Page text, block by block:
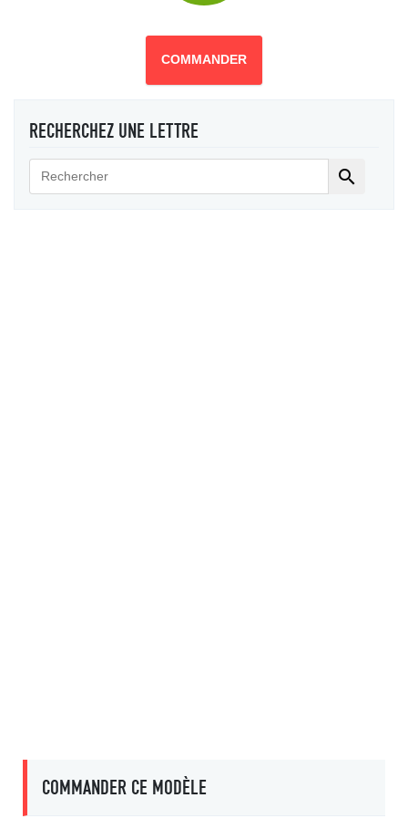
COMMANDER
RECHERCHEZ UNE LETTRE

COMMANDER CE MODÈLE